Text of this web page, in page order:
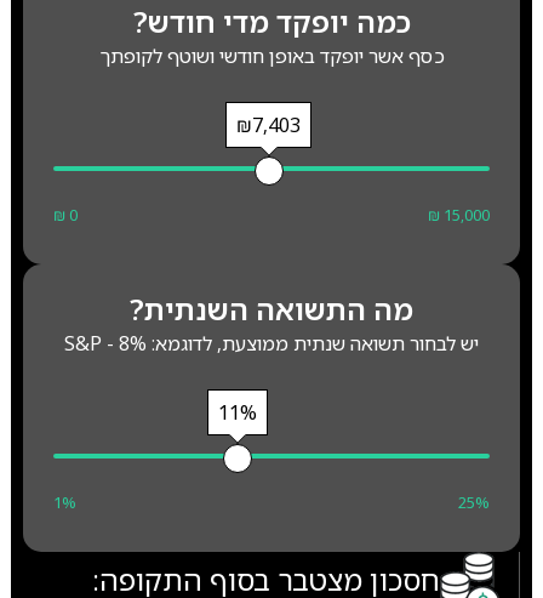
כמה יופקד מדי חודש?
כסף אשר יופקד באופן חודשי ושוטף לקופתך
₪7,403
₪ 0 ₪ 15,000
מה התשואה השנתית?
יש לבחור תשואה שנתית ממוצעת, לדוגמא: S&P - 8%
11%
1% 25%
חסכון מצטבר בסוף התקופה: